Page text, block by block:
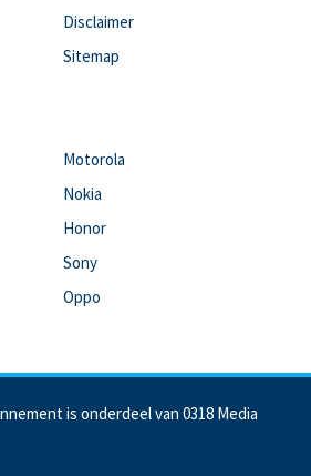
Disclaimer
Sitemap
Motorola
Nokia
Honor
Sony
Oppo
is onderdeel van 0318 Media